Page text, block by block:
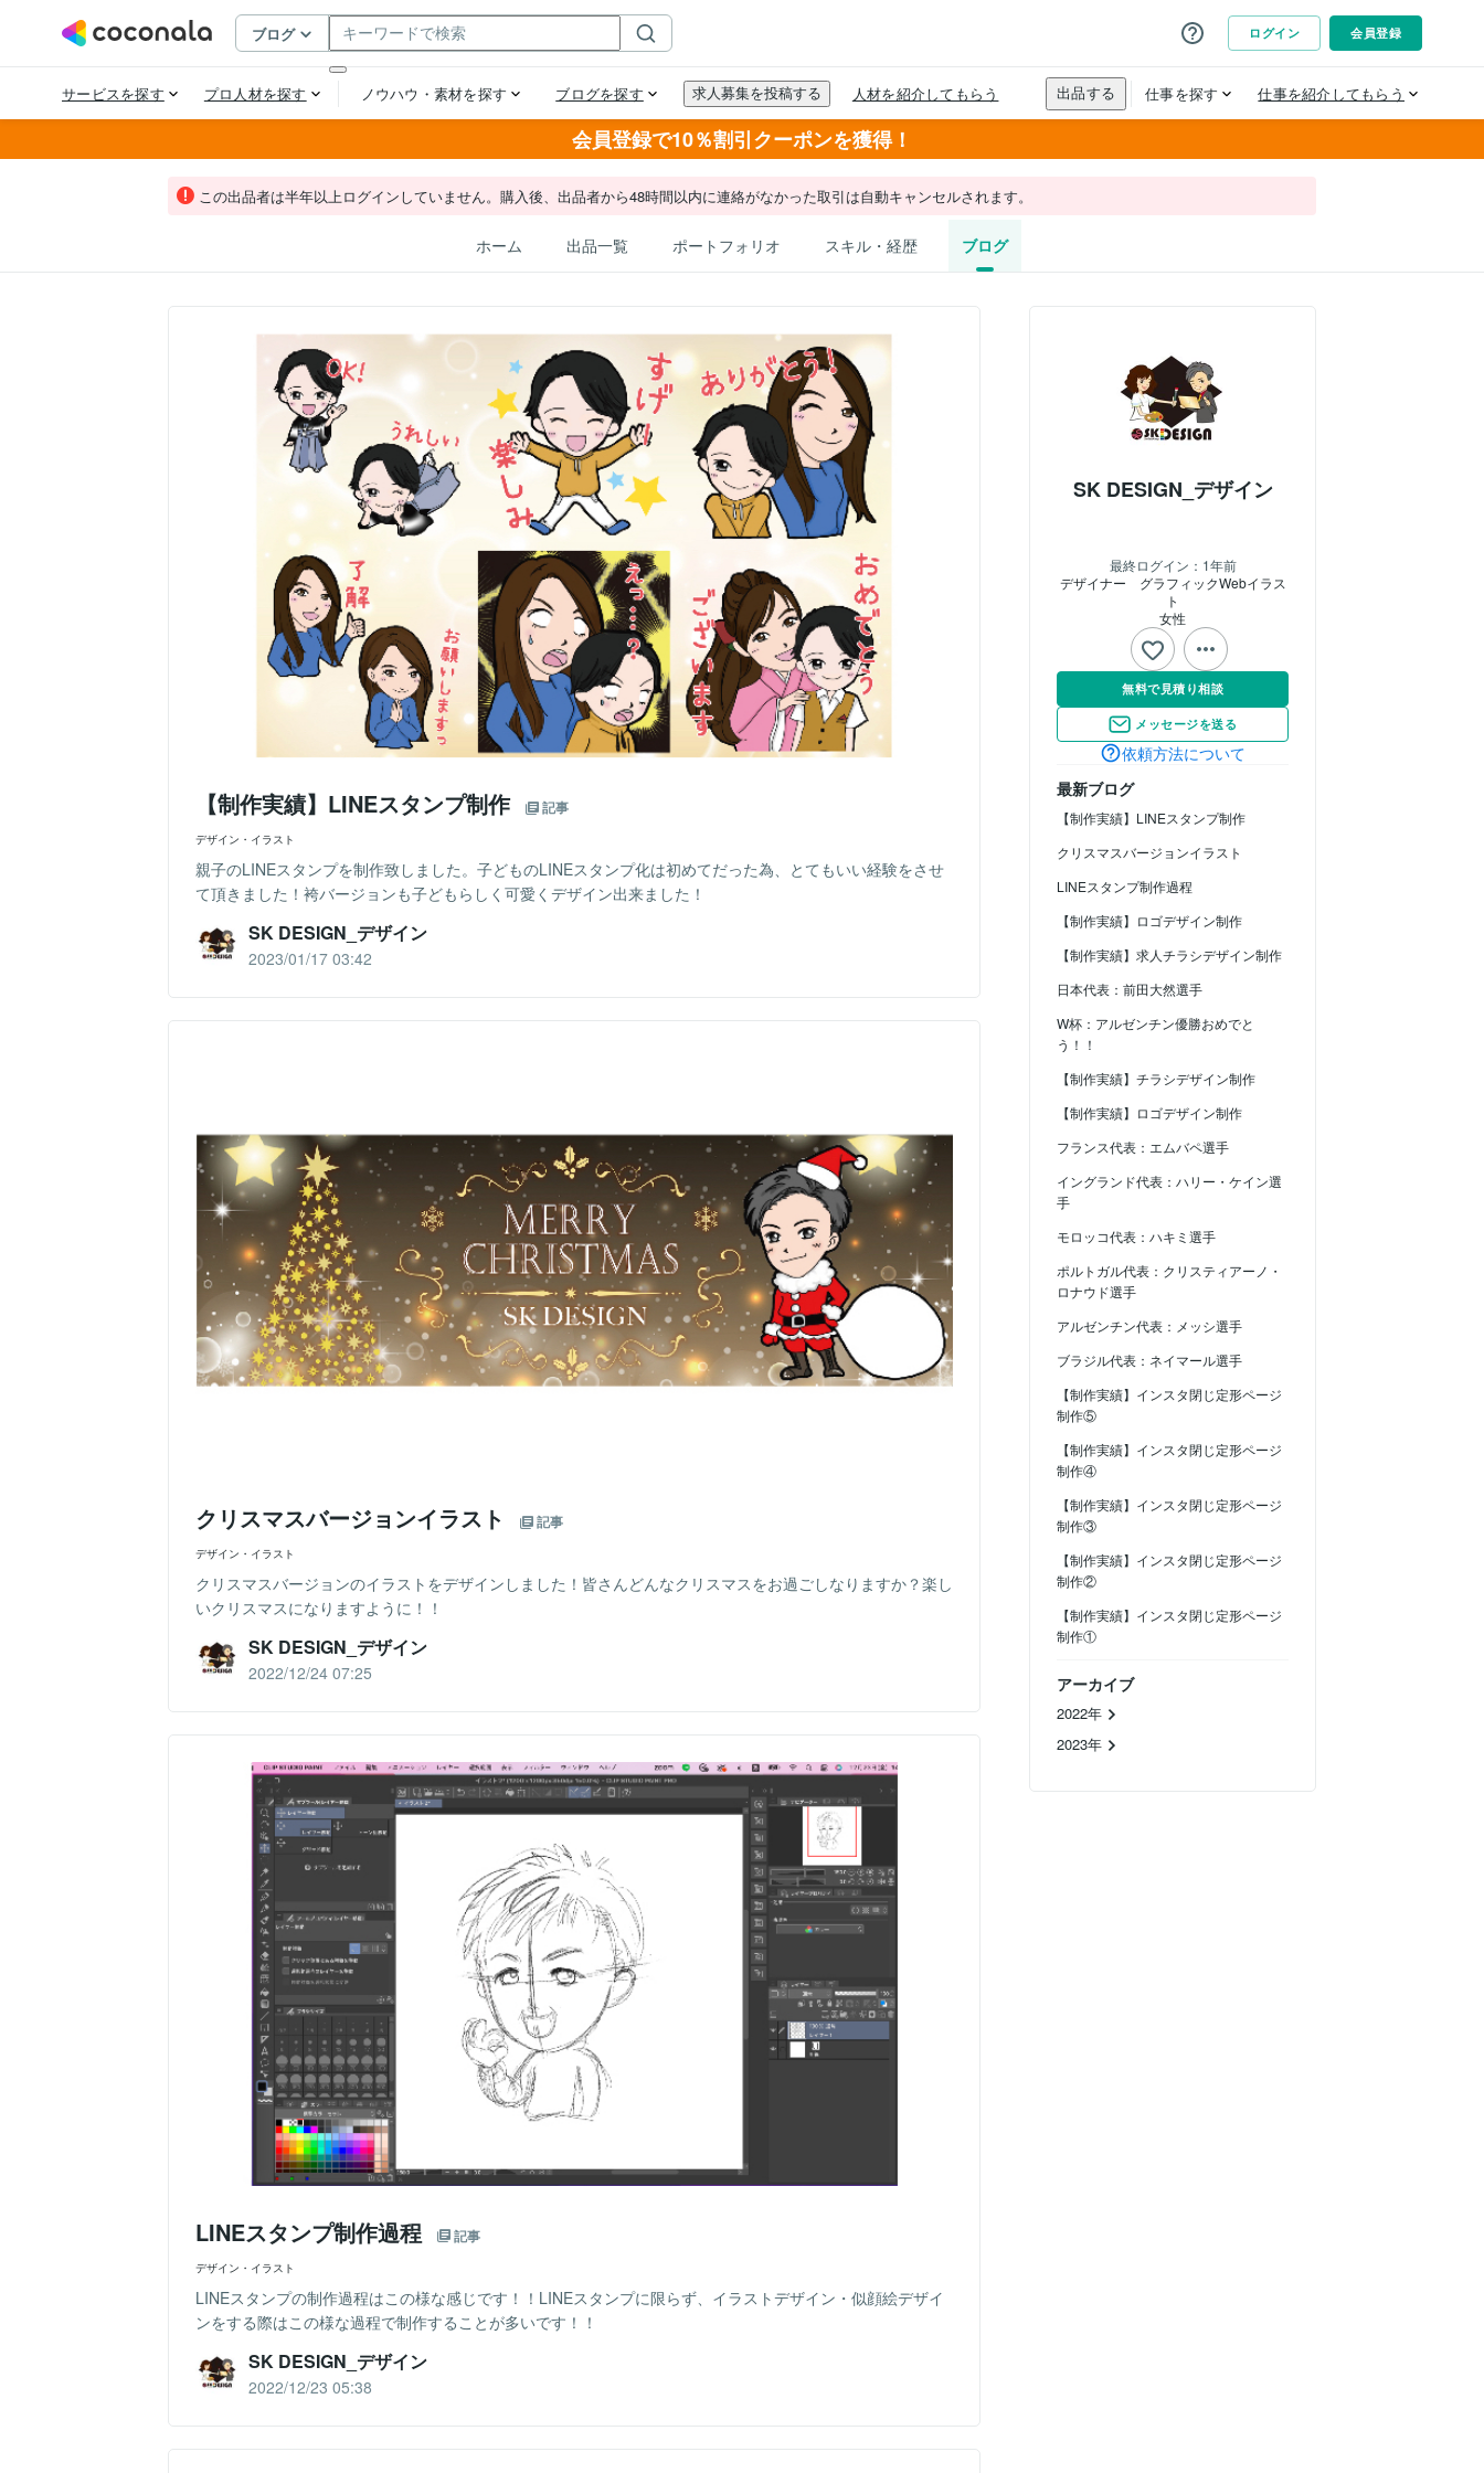
会員登録で10％割引クーポンを獲得！
この出品者は半年以上ログインしていません。購入後、出品者から48時間以内に連絡がなかった取引は自動キャンセルされます。
ホーム 出品一覧 ポートフォリオ スキル・経歴 ブログ
SK DESIGN_デザイン
最終ログイン： 1年前
デザイナー　グラフィックWebイラス
ト
女性
無料で見積り相談
メッセージを送る
依頼方法について
最新ブログ
【制作実績】LINEスタンプ制作
クリスマスバージョンイラスト
LINEスタンプ制作過程
【制作実績】ロゴデザイン制作
【制作実績】求人チラシデザイン制作
日本代表：前田大然選手
W杯：アルゼンチン優勝おめでと
う！！
【制作実績】チラシデザイン制作
【制作実績】ロゴデザイン制作
フランス代表：エムバペ選手
イングランド代表：ハリー・ケイン選
手
モロッコ代表：ハキミ選手
ポルトガル代表：クリスティアーノ・
ロナウド選手
アルゼンチン代表：メッシ選手
ブラジル代表：ネイマール選手
【制作実績】インスタ閉じ定形ページ
制作⑤
【制作実績】インスタ閉じ定形ページ
制作④
【制作実績】インスタ閉じ定形ページ
制作③
【制作実績】インスタ閉じ定形ページ
制作②
【制作実績】インスタ閉じ定形ページ
制作①
アーカイブ
2022年
2023年
【制作実績】LINEスタンプ制作 記事
デザイン・イラスト
親子のLINEスタンプを制作致しました。子どものLINEスタンプ化は初めてだった為、とてもいい経験をさせ
て頂きました！袴バージョンも子どもらしく可愛くデザイン出来ました！
SK DESIGN_デザイン
2023/01/17 03:42
クリスマスバージョンイラスト 記事
デザイン・イラスト
クリスマスバージョンのイラストをデザインしました！皆さんどんなクリスマスをお過ごしなりますか？楽し
いクリスマスになりますように！！
SK DESIGN_デザイン
2022/12/24 07:25
LINEスタンプ制作過程 記事
デザイン・イラスト
LINEスタンプの制作過程はこの様な感じです！！LINEスタンプに限らず、イラストデザイン・似顔絵デザイ
ンをする際はこの様な過程で制作することが多いです！！
SK DESIGN_デザイン
2022/12/23 05:38